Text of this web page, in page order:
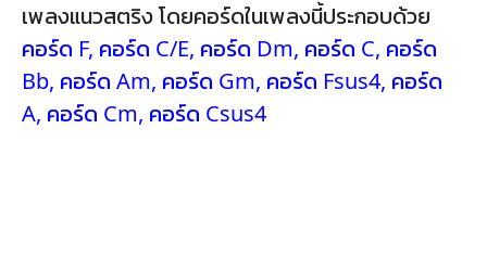
เพลงแนวสตริง โดยคอร์ดในเพลงนี้ประกอบด้วย
คอร์ด F, คอร์ด C/E, คอร์ด Dm, คอร์ด C, คอร์ด
Bb, คอร์ด Am, คอร์ด Gm, คอร์ด Fsus4, คอร์ด
A, คอร์ด Cm, คอร์ด Csus4